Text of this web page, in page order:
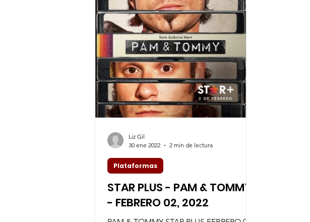
STAR PLUS - PAM & TOMMY
- FEBRERO 02, 2022
Plataformas
Liz Gil
30 ene 2022
2 min de lectura